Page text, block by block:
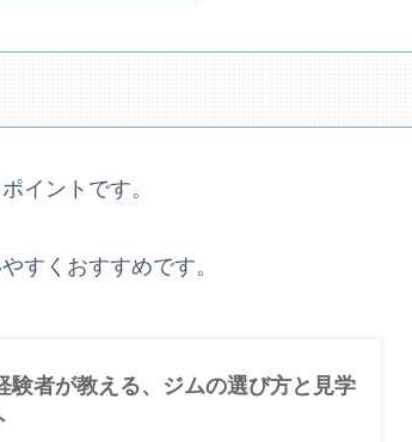
イントです。
すくおすすめです。
験者が教える、ジムの選び方と見学